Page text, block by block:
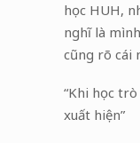
học HUH,
nghĩ là
cũng rõ cái
“Khi học
xuất hiện”